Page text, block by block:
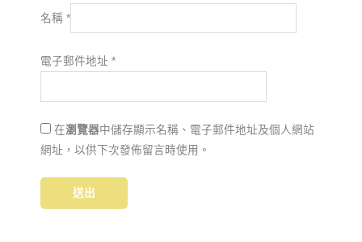
名稱*
電子郵件地址*
在瀏覽器中儲存顯示名稱、電子郵件地址及個人網站
網址，以供下次發佈留言時使用。